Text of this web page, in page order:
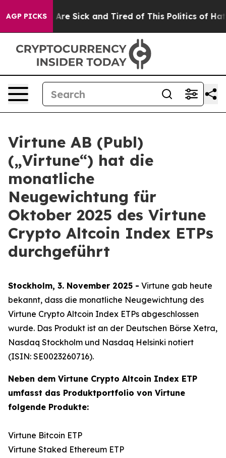
AGP PICKS
“People Are Sick and Tired of This Politics of
Virtune AB (Publ)
(„Virtune“) hat die
monatliche
Neugewichtung für
Oktober 2025 des Virtune
Crypto Altcoin Index ETPs
durchgeführt
Stockholm, 3. November 2025 - Virtune gab heute
bekannt, dass die monatliche Neugewichtung des
Virtune Crypto Altcoin Index ETPs abgeschlossen
wurde. Das Produkt ist an der Deutschen Börse Xetra,
Nasdaq Stockholm und Nasdaq Helsinki notiert
(ISIN: SE0023260716).
Neben dem Virtune Crypto Altcoin Index ETP
umfasst das Produktportfolio von Virtune
folgende Produkte:
Virtune Bitcoin ETP
Virtune Staked Ethereum ETP